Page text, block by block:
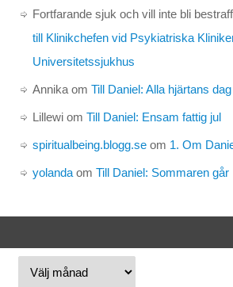
Fortfarande sjuk och vill inte bli
till Klinikchefen vid Psykiatriska
Universitetssjukhus
Annikaom Till Daniel: Alla hjärtans dag
Lillewiom Till Daniel: Ensam fattig jul
spiritualbeing.blogg.seom 1. Om
yolandaom Till Daniel: Sommaren går